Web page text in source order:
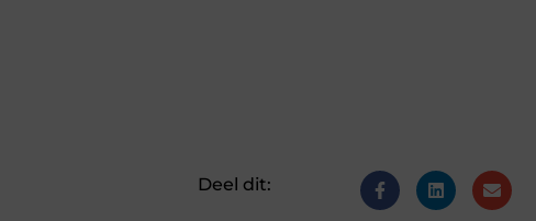
Deel dit: